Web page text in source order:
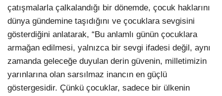
çatışmalarla çalkalandığı bir dönemde, çocuk haklarını
dünya gündemine taşıdığını ve çocuklara sevgisini
gösterdiğini anlatarak, “Bu anlamlı günün çocuklara
armağan edilmesi, yalnızca bir sevgi ifadesi değil, aynı
zamanda geleceğe duyulan derin güvenin, milletimizin
yarınlarına olan sarsılmaz inancın en güçlü
göstergesidir. Çünkü çocuklar, sadece bir ülkenin